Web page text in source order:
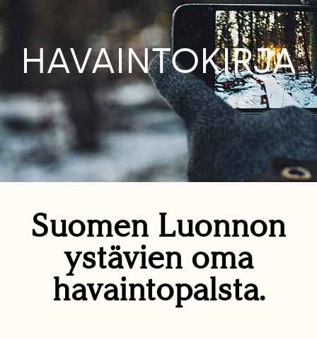
HAVAINTOKIRJA
Suomen Luonnon
ystävien oma
havaintopalsta.